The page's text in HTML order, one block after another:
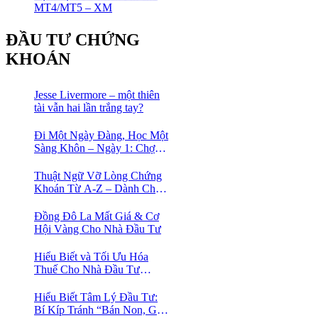
MT4/MT5 – XM
ĐẦU TƯ CHỨNG
KHOÁN
Jesse Livermore – một thiên
tài vẫn hai lần trắng tay?
Đi Một Ngày Đàng, Học Một
Sàng Khôn – Ngày 1: Chợ
Thuật Ngữ Vỡ Lòng Chứng
Khoán Từ A-Z – Dành Cho
Đồng Đô La Mất Giá & Cơ
Hội Vàng Cho Nhà Đầu Tư
Hiểu Biết và Tối Ưu Hóa
Thuế Cho Nhà Đầu Tư
Hiểu Biết Tâm Lý Đầu Tư:
Bí Kíp Tránh “Bán Non, Giữ